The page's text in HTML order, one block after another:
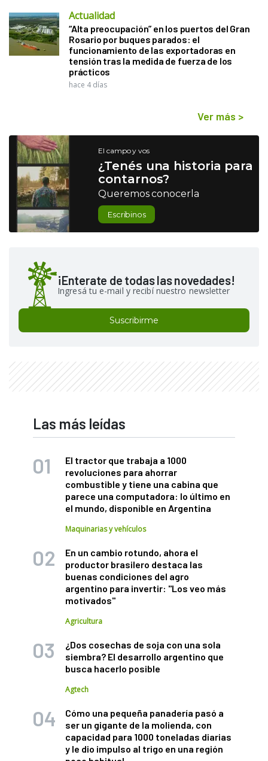
Actualidad
“Alta preocupación” en los puertos del Gran
Rosario por buques parados: el
funcionamiento de las exportadoras en
tensión tras la medida de fuerza de los
prácticos
hace 4 días
Ver más >
El campo y vos
¿Tenés una historia para
contarnos?
Queremos conocerla
Escribinos
¡Enterate de todas las novedades!
Ingresá tu e-mail y recibí nuestro newsletter
Suscribirme
Las más leídas
El tractor que trabaja a 1000
revoluciones para ahorrar
combustible y tiene una cabina que
parece una computadora: lo último en
el mundo, disponible en Argentina
Maquinarias y vehículos
En un cambio rotundo, ahora el
productor brasilero destaca las
buenas condiciones del agro
argentino para invertir: "Los veo más
motivados"
Agricultura
¿Dos cosechas de soja con una sola
siembra? El desarrollo argentino que
busca hacerlo posible
Agtech
Cómo una pequeña panadería pasó a
ser un gigante de la molienda, con
capacidad para 1000 toneladas diarias
y le dio impulso al trigo en una región